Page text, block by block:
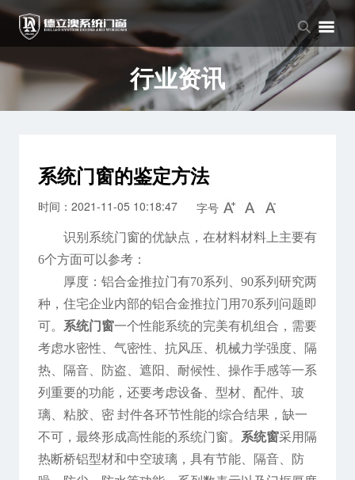
品牌中心
品牌介绍
企业文化
产品中心
窗系列
门系列
新闻中心
公司新闻
行业资讯
行业资讯
系统门窗的鉴定方法
时间：2021-11-05 10:18:47 字号
识别系统门窗的优缺点，在材料材料上主要有
6个方面可以参考：
厚度：铝合金推拉门有70系列、90系列研究两
种，住宅企业内部的铝合金推拉门用70系列问题即
可。
系统门窗一个性能系统的完美有机组合，需要
考虑水密性、气密性、抗风压、机械力学强度、隔
热、隔音、防盗、遮阳、耐候性、操作手感等一系
列重要的功能，还要考虑设备、型材、配件、玻
璃、粘胶、密 封件各环节性能的综合结果，缺一
不可，最终形成高性能的系统门窗。
系统窗采用隔
热断桥铝型材和中空玻璃，具有节能、隔音、防